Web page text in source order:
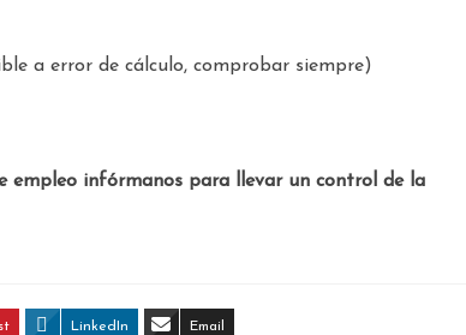
a error de cálculo, comprobar siempre)
empleo infórmanos para llevar un control de la
LinkedIn Email